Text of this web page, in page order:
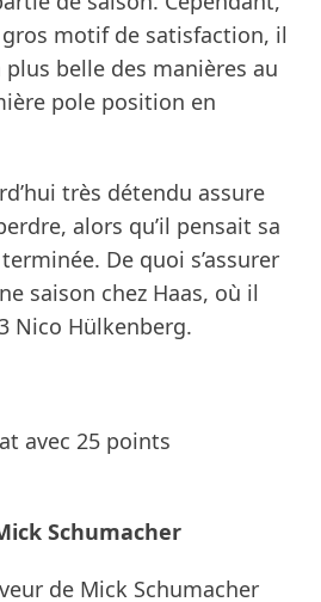
gros motif de satisfaction, il
belle des manières au
pole position en
très détendu assure
alors qu’il pensait sa
De quoi s’assurer
saison chez Haas, où il
Nico Hülkenberg.
avec 25 points
Schumacher
de Mick Schumacher